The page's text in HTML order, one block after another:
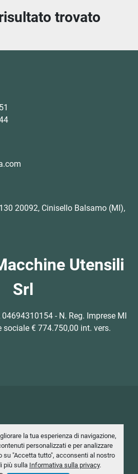
la tua esperienza di navigazione,
personalizzati e per analizzare
su "Accetta tutto", acconsenti al nostro
più sulla Informativa sulla privacy.
per trovato
20092, Cinisello Balsamo (MI),
Utensili
Srl
04694310154 - N. Reg. Imprese MI
sociale € 774.750,00 int. vers.
Cookies